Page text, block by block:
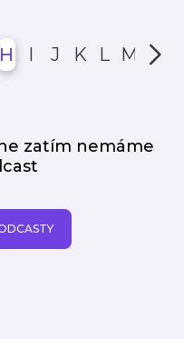
H I J K L M N
zatím nemáme